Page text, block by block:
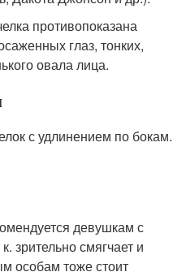
противопоказана
глаз, тонких,
овала лица.
с удлинением по бокам.
девушкам с
зрительно смягчает и
особам тоже стоит